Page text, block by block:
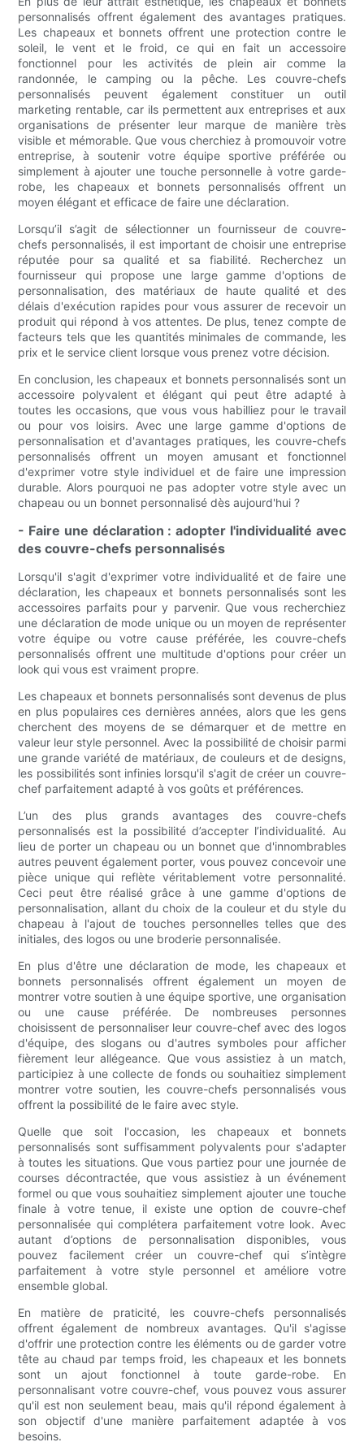
personnalisés offrent également des avantages pratiques.
Les chapeaux et bonnets offrent une protection contre le
soleil, le vent et le froid, ce qui en fait un accessoire
fonctionnel pour les activités de plein air comme la
randonnée, le camping ou la pêche. Les couvre-chefs
personnalisés peuvent également constituer un outil
marketing rentable, car ils permettent aux entreprises et aux
organisations de présenter leur marque de manière très
visible et mémorable. Que vous cherchiez à promouvoir votre
entreprise, à soutenir votre équipe sportive préférée ou
simplement à ajouter une touche personnelle à votre garde-
robe, les chapeaux et bonnets personnalisés offrent un
moyen élégant et efficace de faire une déclaration.
Lorsqu’il s’agit de sélectionner un fournisseur de couvre-
chefs personnalisés, il est important de choisir une entreprise
réputée pour sa qualité et sa fiabilité. Recherchez un
fournisseur qui propose une large gamme d'options de
personnalisation, des matériaux de haute qualité et des
délais d'exécution rapides pour vous assurer de recevoir un
produit qui répond à vos attentes. De plus, tenez compte de
facteurs tels que les quantités minimales de commande, les
prix et le service client lorsque vous prenez votre décision.
En conclusion, les chapeaux et bonnets personnalisés sont un
accessoire polyvalent et élégant qui peut être adapté à
toutes les occasions, que vous vous habilliez pour le travail
ou pour vos loisirs. Avec une large gamme d'options de
personnalisation et d'avantages pratiques, les couvre-chefs
personnalisés offrent un moyen amusant et fonctionnel
d'exprimer votre style individuel et de faire une impression
durable. Alors pourquoi ne pas adopter votre style avec un
chapeau ou un bonnet personnalisé dès aujourd'hui ?
- Faire une déclaration : adopter l'individualité avec
des couvre-chefs personnalisés
Lorsqu'il s'agit d'exprimer votre individualité et de faire une
déclaration, les chapeaux et bonnets personnalisés sont les
accessoires parfaits pour y parvenir. Que vous recherchiez
une déclaration de mode unique ou un moyen de représenter
votre équipe ou votre cause préférée, les couvre-chefs
personnalisés offrent une multitude d'options pour créer un
look qui vous est vraiment propre.
Les chapeaux et bonnets personnalisés sont devenus de plus
en plus populaires ces dernières années, alors que les gens
cherchent des moyens de se démarquer et de mettre en
valeur leur style personnel. Avec la possibilité de choisir parmi
une grande variété de matériaux, de couleurs et de designs,
les possibilités sont infinies lorsqu'il s'agit de créer un couvre-
chef parfaitement adapté à vos goûts et préférences.
L’un des plus grands avantages des couvre-chefs
personnalisés est la possibilité d’accepter l’individualité. Au
lieu de porter un chapeau ou un bonnet que d'innombrables
autres peuvent également porter, vous pouvez concevoir une
pièce unique qui reflète véritablement votre personnalité.
Ceci peut être réalisé grâce à une gamme d'options de
personnalisation, allant du choix de la couleur et du style du
chapeau à l'ajout de touches personnelles telles que des
initiales, des logos ou une broderie personnalisée.
En plus d'être une déclaration de mode, les chapeaux et
bonnets personnalisés offrent également un moyen de
montrer votre soutien à une équipe sportive, une organisation
ou une cause préférée. De nombreuses personnes
choisissent de personnaliser leur couvre-chef avec des logos
d'équipe, des slogans ou d'autres symboles pour afficher
fièrement leur allégeance. Que vous assistiez à un match,
participiez à une collecte de fonds ou souhaitiez simplement
montrer votre soutien, les couvre-chefs personnalisés vous
offrent la possibilité de le faire avec style.
Quelle que soit l'occasion, les chapeaux et bonnets
personnalisés sont suffisamment polyvalents pour s'adapter
à toutes les situations. Que vous partiez pour une journée de
courses décontractée, que vous assistiez à un événement
formel ou que vous souhaitiez simplement ajouter une touche
finale à votre tenue, il existe une option de couvre-chef
personnalisée qui complétera parfaitement votre look. Avec
autant d’options de personnalisation disponibles, vous
pouvez facilement créer un couvre-chef qui s’intègre
parfaitement à votre style personnel et améliore votre
ensemble global.
En matière de praticité, les couvre-chefs personnalisés
offrent également de nombreux avantages. Qu'il s'agisse
d'offrir une protection contre les éléments ou de garder votre
tête au chaud par temps froid, les chapeaux et les bonnets
sont un ajout fonctionnel à toute garde-robe. En
personnalisant votre couvre-chef, vous pouvez vous assurer
qu'il est non seulement beau, mais qu'il répond également à
son objectif d'une manière parfaitement adaptée à vos
besoins.